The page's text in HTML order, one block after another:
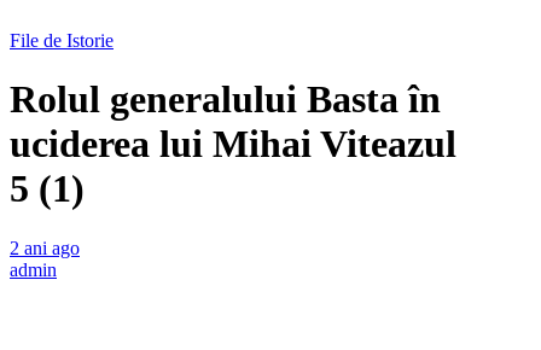
File de Istorie
Rolul generalului Basta în
uciderea lui Mihai Viteazul
5 (1)
2 ani ago
admin